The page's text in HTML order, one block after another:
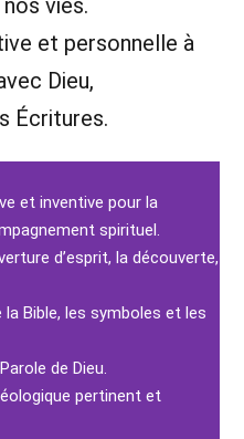
nos vies.
et personnelle à
Dieu,
Écritures.
et inventive pour la
spirituel.
d’esprit, la découverte,
Bible, les symboles et les
de Dieu.
pertinent et